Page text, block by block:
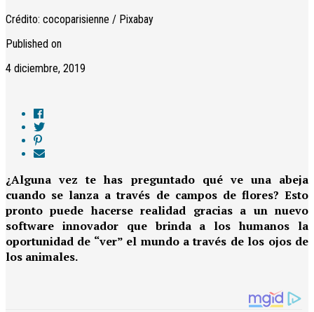
Crédito: cocoparisienne / Pixabay
Published on
4 diciembre, 2019
¿Alguna vez te has preguntado qué ve una abeja
cuando se lanza a través de campos de flores? Esto
pronto puede hacerse realidad gracias a un nuevo
software innovador que brinda a los humanos la
oportunidad de “ver” el mundo a través de los ojos de
los animales.